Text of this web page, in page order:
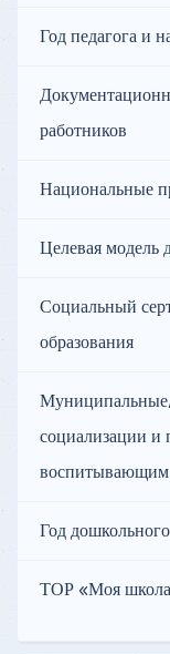
Год педагога и
работников
Национальные
Целевая модель
Социальный
образования
социализации и
воспитывающим
Год
ТОР «Моя